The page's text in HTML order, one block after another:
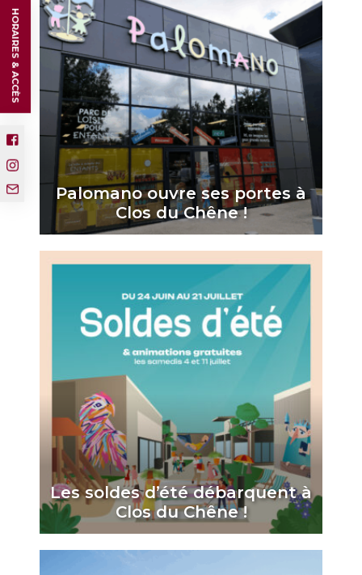
Palomano ouvre ses portes à
Clos du Chêne !
Les soldes d’été débarquent à
Clos du Chêne !
HORAIRES & ACCÈS